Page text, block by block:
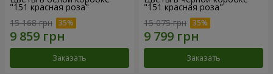
"151 красная роза"
15 168 грн
Заказать
"151 красная роза"
15 075 грн
Заказать